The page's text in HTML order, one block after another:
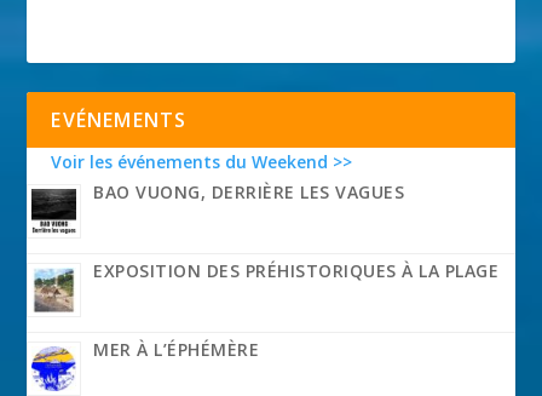
EVÉNEMENTS
Voir les événements du Weekend >>
BAO VUONG, DERRIÈRE LES VAGUES
EXPOSITION DES PRÉHISTORIQUES À LA PLAGE
MER À L’ÉPHÉMÈRE